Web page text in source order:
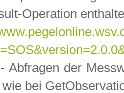
Operation
Abfragen der
bei